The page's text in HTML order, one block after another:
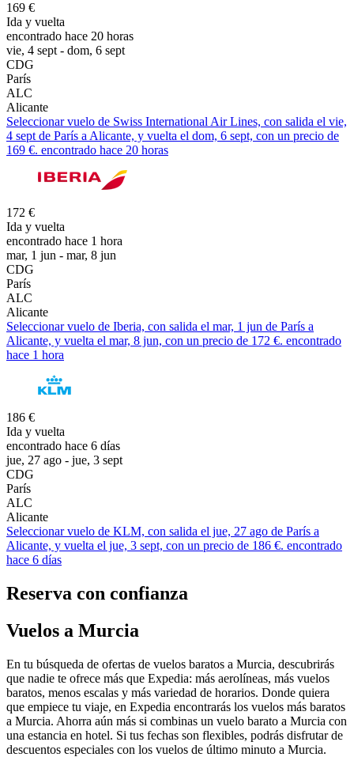
169 €
Ida y vuelta
encontrado hace 20 horas
vie, 4 sept - dom, 6 sept
CDG
París
ALC
Alicante
Seleccionar vuelo de Swiss International Air Lines, con salida el vie,
4 sept de París a Alicante, y vuelta el dom, 6 sept, con un precio de
169 €. encontrado hace 20 horas
172 €
Ida y vuelta
encontrado hace 1 hora
mar, 1 jun - mar, 8 jun
CDG
París
ALC
Alicante
Seleccionar vuelo de Iberia, con salida el mar, 1 jun de París a
Alicante, y vuelta el mar, 8 jun, con un precio de 172 €. encontrado
hace 1 hora
186 €
Ida y vuelta
encontrado hace 6 días
jue, 27 ago - jue, 3 sept
CDG
París
ALC
Alicante
Seleccionar vuelo de KLM, con salida el jue, 27 ago de París a
Alicante, y vuelta el jue, 3 sept, con un precio de 186 €. encontrado
hace 6 días
Reserva con confianza
Vuelos a Murcia
En tu búsqueda de ofertas de vuelos baratos a Murcia, descubrirás
que nadie te ofrece más que Expedia: más aerolíneas, más vuelos
baratos, menos escalas y más variedad de horarios. Donde quiera
que empiece tu viaje, en Expedia encontrarás los vuelos más baratos
a Murcia. Ahorra aún más si combinas un vuelo barato a Murcia con
una estancia en hotel. Si tus fechas son flexibles, podrás disfrutar de
descuentos especiales con los vuelos de último minuto a Murcia.